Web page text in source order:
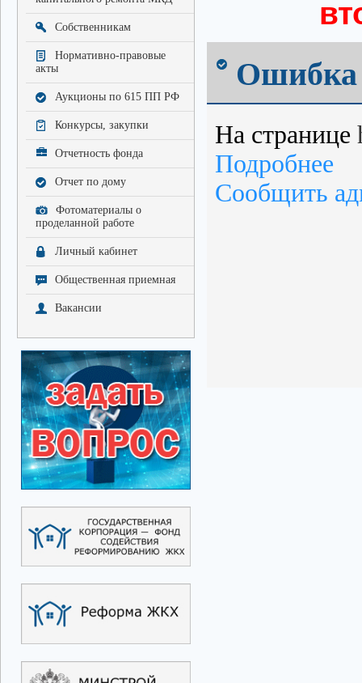
Собственникам
Нормативно-правовые
акты
Аукционы по 615 ПП РФ
Конкурсы, закупки
Отчетность фонда
Отчет по дому
Фотоматериалы о
проделанной работе
Личный кабинет
Общественная приемная
Вакансии
Ошибка
На странице
Подробнее
Сообщить